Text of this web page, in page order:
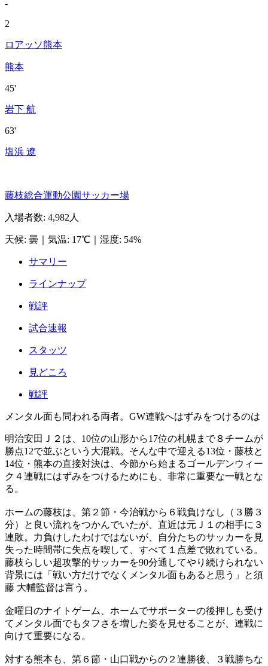
-
2
ロアッソ熊本
熊本
45'
岩下 航
63'
塩浜 遼
藤枝総合運動公園サッカー場
入場者数: 4,982人
天候: 曇 気温: 17℃ 湿度: 54%
サマリー
ラインナップ
戦評
試合速報
スタッツ
見どころ
戦評
メンタル面も問われる両者。GW連戦へはずみをつけるのは
明治安田Ｊ２は、10位の山形から17位の札幌まで８チームが
勝点12で並ぶという大混戦。そんな中で迎える13位・藤枝と
14位・熊本の直接対決は、今節から始まるゴールデンウィー
ク４連戦にはずみをつけるためにも、非常に重要な一戦とな
る。
ホームの藤枝は、第２節・今治戦から６戦負けなし（３勝３
分）と良い流れをつかんでいたが、直近は元Ｊ１の相手に３
連敗。力負けしたわけではないが、自分たちのサッカーを見
失った時間帯に失点を喫して、すべて１点差で敗れている。
藤枝らしい超攻撃的サッカーを90分通してやり続けられない
背景には「戦い方だけでなくメンタル面もあると思う」と須
藤 大輔監督は言う。
金曜日のナイトゲーム、ホームでサポーターの後押しも受け
てメンタル面でもタフさを増した姿を見せることが、連戦に
向けて重要になる。
対する熊本も、第６節・山口戦からの２連勝後、３戦勝ちな